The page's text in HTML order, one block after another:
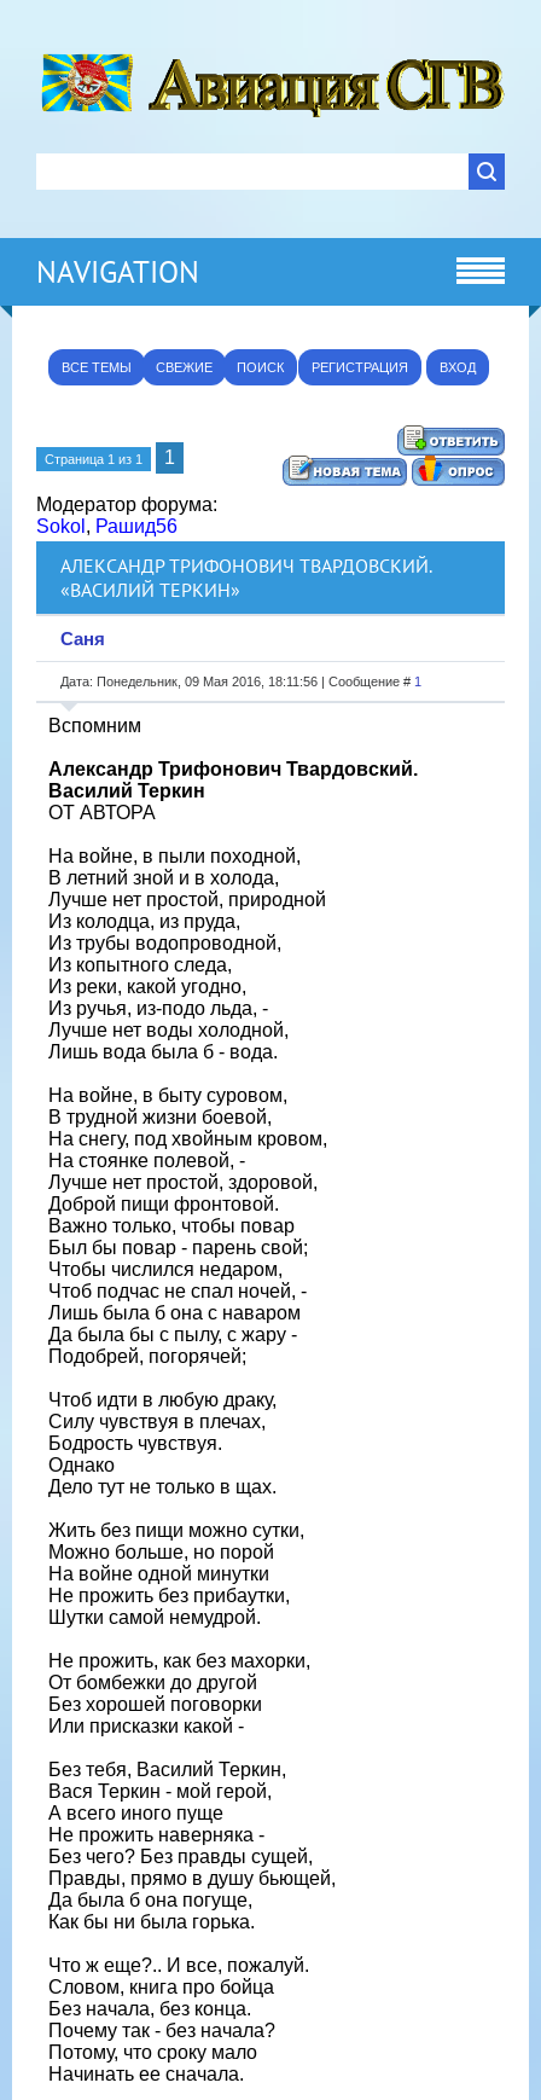
NAVIGATION
ВСЕ ТЕМЫ СВЕЖИЕ ПОИСК РЕГИСТРАЦИЯ ВХОД
Страница 1 из 1 1
Модератор форума:
Sokol , Рашид56
АЛЕКСАНДР ТРИФОНОВИЧ ТВАРДОВСКИЙ.
«ВАСИЛИЙ ТЕРКИН»
Саня
Дата: Понедельник, 09 Мая 2016, 18:11:56 | Сообщение # 1
Вспомним
Александр Трифонович Твардовский.
Василий Теркин
ОТ АВТОРА
На войне, в пыли походной,
В летний зной и в холода,
Лучше нет простой, природной
Из колодца, из пруда,
Из трубы водопроводной,
Из копытного следа,
Из реки, какой угодно,
Из ручья, из-подо льда, -
Лучше нет воды холодной,
Лишь вода была б - вода.
На войне, в быту суровом,
В трудной жизни боевой,
На снегу, под хвойным кровом,
На стоянке полевой, -
Лучше нет простой, здоровой,
Доброй пищи фронтовой.
Важно только, чтобы повар
Был бы повар - парень свой;
Чтобы числился недаром,
Чтоб подчас не спал ночей, -
Лишь была б она с наваром
Да была бы с пылу, с жару -
Подобрей, погорячей;
Чтоб идти в любую драку,
Силу чувствуя в плечах,
Бодрость чувствуя.
Однако
Дело тут не только в щах.
Жить без пищи можно сутки,
Можно больше, но порой
На войне одной минутки
Не прожить без прибаутки,
Шутки самой немудрой.
Не прожить, как без махорки,
От бомбежки до другой
Без хорошей поговорки
Или присказки какой -
Без тебя, Василий Теркин,
Вася Теркин - мой герой,
А всего иного пуще
Не прожить наверняка -
Без чего? Без правды сущей,
Правды, прямо в душу бьющей,
Да была б она погуще,
Как бы ни была горька.
Что ж еще?.. И все, пожалуй.
Словом, книга про бойца
Без начала, без конца.
Почему так - без начала?
Потому, что сроку мало
Начинать ее сначала.